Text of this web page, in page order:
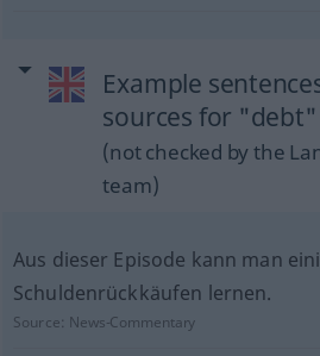
Example
sources for "debt"
(not checked by the
team)
Aus dieser Episode kann man
Schuldenrückkäufen lernen.
Source: News-Commentary